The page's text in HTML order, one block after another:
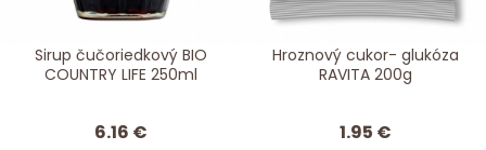
Sirup čučoriedkový BIO
COUNTRY LIFE 250ml
6.16 €
Hroznový cukor- glukóza
RAVITA 200g
1.95 €